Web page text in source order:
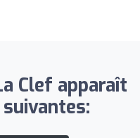
Clef apparaît